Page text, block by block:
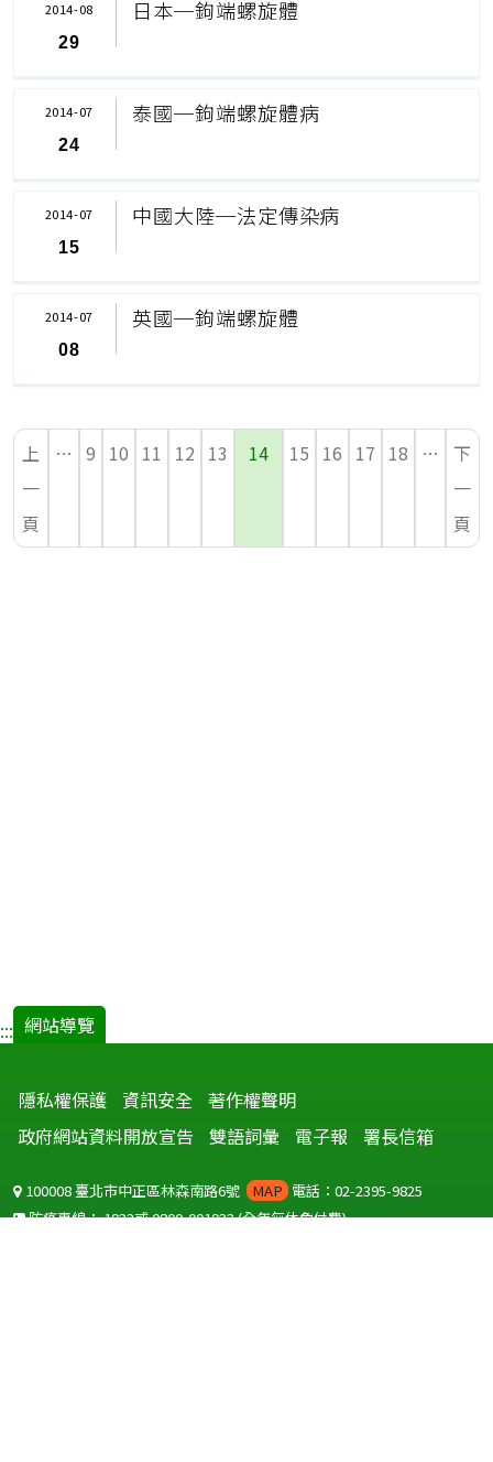
日本─鉤端螺旋體
2014-08
29
泰國─鉤端螺旋體病
2014-07
24
中國大陸─法定傳染病
2014-07
15
英國─鉤端螺旋體
2014-07
08
上
一
頁
… 9 10 11 12 13 14 15 16 17 18 …
下
一
頁
::: 網站導覽
隱私權保護 資訊安全 著作權聲明
政府網站資料開放宣告
雙語詞彙 電子報 署長信箱
100008 臺北市中正區林森南路6號 MAP 電話：02-2395-9825
防疫專線：1922或0800-001922(全年無休免付費)